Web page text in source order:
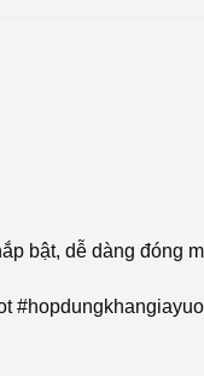
bật, dễ dàng đóng